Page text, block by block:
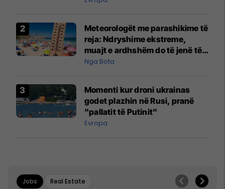
Meteorologët me parashikime të
reja: Ndryshime ekstreme,
muajt e ardhshëm do të jenë të
pazakontë
Nga Bota
Momenti kur droni ukrainas
godet plazhin në Rusi, pranë
"pallatit të Putinit"
Evropa
Jobs Real Estate